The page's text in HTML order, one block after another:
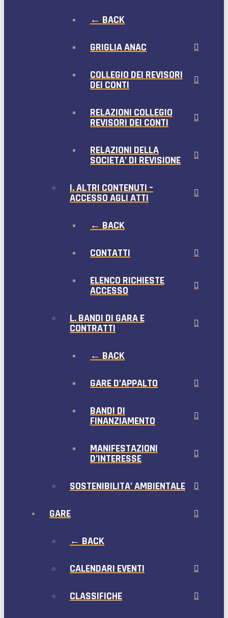
← BACK
GRIGLIA ANAC
COLLEGIO DEI REVISORI
DEI CONTI
RELAZIONI COLLEGIO
REVISORI DEI CONTI
RELAZIONI DELLA
SOCIETA’ DI REVISIONE
I. ALTRI CONTENUTI –
ACCESSO AGLI ATTI
← BACK
CONTATTI
ELENCO RICHIESTE
ACCESSO
L. BANDI DI GARA E
CONTRATTI
← BACK
GARE D’APPALTO
BANDI DI
FINANZIAMENTO
MANIFESTAZIONI
D’INTERESSE
SOSTENIBILITA’ AMBIENTALE
GARE
← BACK
CALENDARI EVENTI
CLASSIFICHE